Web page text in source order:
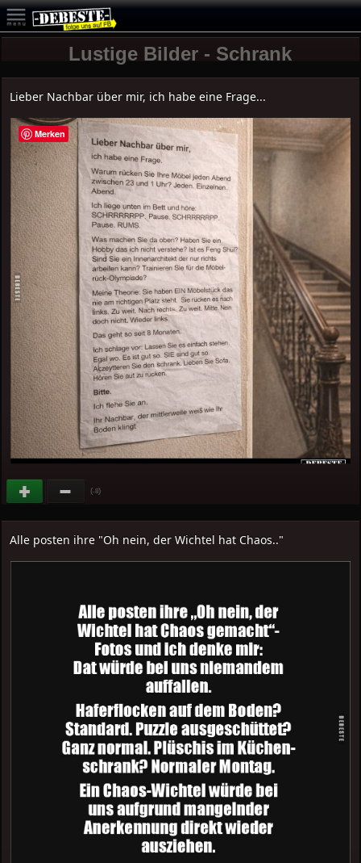
Lustige Bilder - Schrank
Lieber Nachbar über mir, ich habe eine Frage...
(-8)
Alle posten ihre "Oh nein, der Wichtel hat Chaos.."
Merken